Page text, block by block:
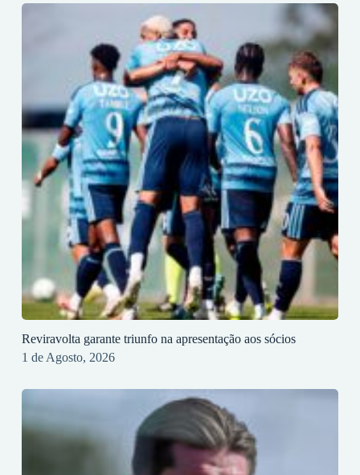
Reviravolta garante triunfo na apresentação aos sócios
1 de Agosto, 2026